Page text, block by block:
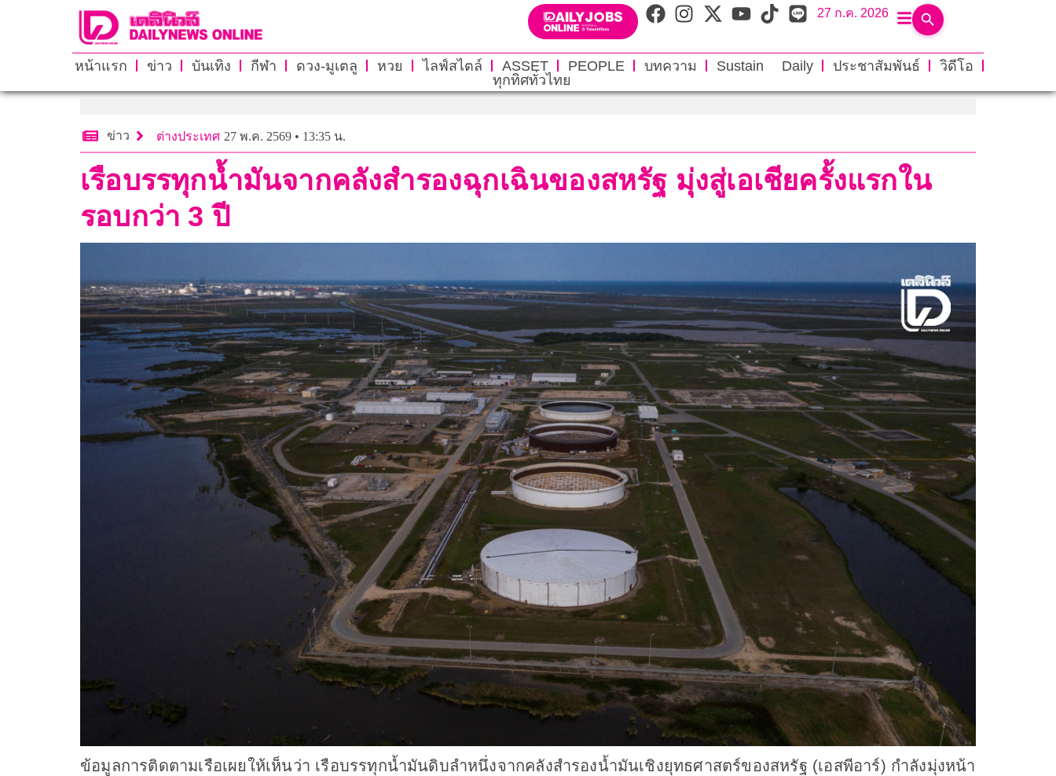
27 ก.ค. 2026
หน้าแรก ข่าว บันเทิง กีฬา ดวง-มูเตลู หวย ไลฟ์สไตล์ ASSET PEOPLE บทความ Sustain Daily ประชาสัมพันธ์
วิดีโอ
ทุกทิศทั่วไทย
ข่าว ต่างประเทศ 27 พ.ค. 2569 • 13:35 น.
เรือบรรทุกน้ำมันจากคลังสำรองฉุกเฉินของสหรัฐ มุ่งสู่เอเชียครั้งแรกใน
รอบกว่า 3 ปี
ข้อมูลการติดตามเรือเผยให้เห็นว่า เรือบรรทุกน้ำมันดิบลำหนึ่งจากคลังสำรองน้ำมันเชิงยุทธศาสตร์ของสหรัฐ (เอสพีอาร์) กำลังมุ่งหน้า